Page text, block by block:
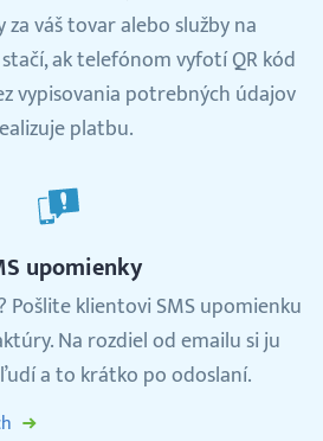
váš tovar alebo služby na
ak telefónom vyfotí QR kód
vypisovania potrebných údajov
platbu.
upomienky
Pošlite klientovi SMS upomienku
Na rozdiel od emailu si ju
a to krátko po odoslaní.